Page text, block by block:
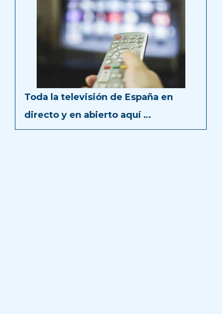
Toda la televisión de España en
directo y en abierto aquí …